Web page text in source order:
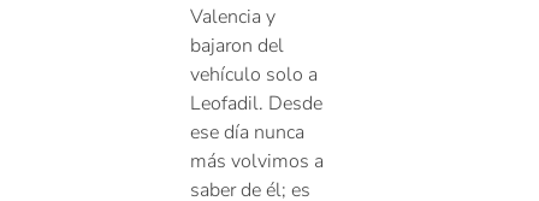
Valencia y
bajaron del
vehículo solo a
Leofadil. Desde
ese día nunca
más volvimos a
saber de él; es